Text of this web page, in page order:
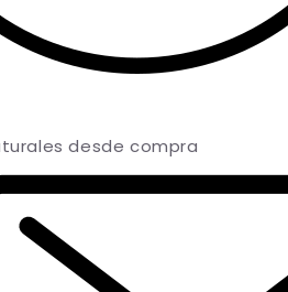
desde compra